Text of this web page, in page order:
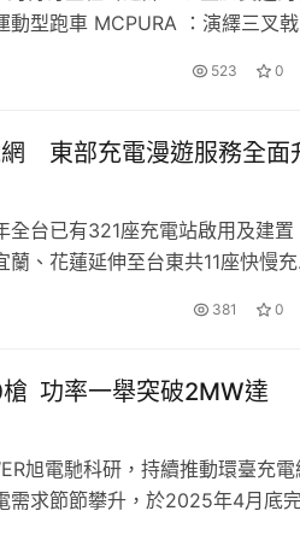
型跑車 MCPURA ：演繹三叉戟
） 上首度公開了全新性能傑作 —
523 0
東部充電漫遊服務全面
全台已有321座充電站啟用及建置
、花蓮延伸至台東共11座快慢充
建置站點，星舟快充同步強化軟
381 0
功率一舉突破2MW達
旭電馳科研，持續推動環臺充電
需求節節攀升，於2025年4月底